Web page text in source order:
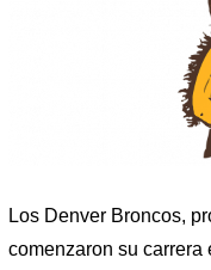
Los Denver Broncos,
comenzaron su carrera